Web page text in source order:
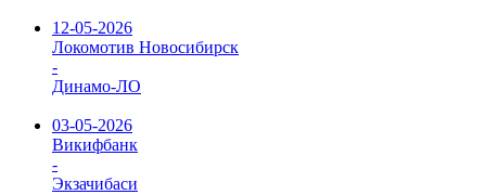
12-05-2026
Локомотив Новосибирск
-
Динамо-ЛО
03-05-2026
Викифбанк
-
Экзачибаси